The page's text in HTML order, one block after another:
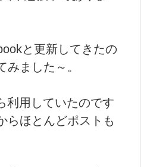
と更新してきたの
みました～。
利用していたのです
らほとんどポストも